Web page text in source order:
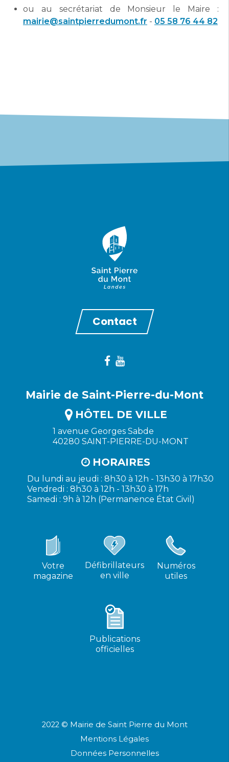
ou au secrétariat de Monsieur le Maire :
mairie@saintpierredumont.fr - 05 58 76 44 82
Contact
Mairie de Saint-Pierre-du-Mont
HÔTEL DE VILLE
1 avenue Georges Sabde
40280 SAINT-PIERRE-DU-MONT
HORAIRES
Du lundi au jeudi : 8h30 à 12h - 13h30 à 17h30
Vendredi : 8h30 à 12h - 13h30 à 17h
Samedi : 9h à 12h (Permanence État Civil)
Votre
magazine
Défibrillateurs
en ville
Numéros
utiles
Publications
officielles
2022 © Mairie de Saint Pierre du Mont
Mentions Légales
Données Personnelles